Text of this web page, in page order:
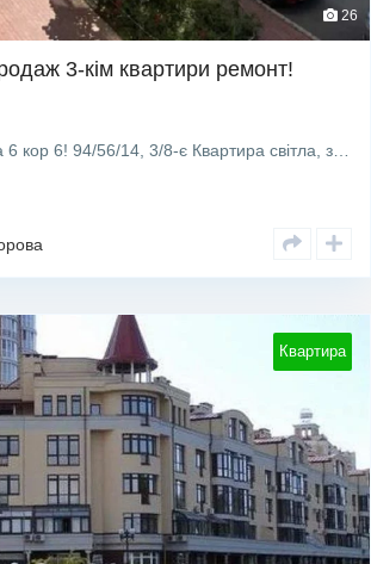
26
3-кім квартири ремонт!
ЖК Оазис, Івасюка 6 кор 6! 94/56/14, 3/8-є Квартира світла, затишна, легка, з ергономічним плануванням,…
Квартира